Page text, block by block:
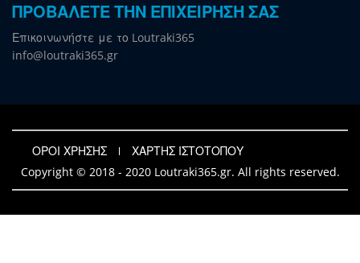
ΠΡΟΒΑΛΕΤΕ ΤΗΝ ΕΠΙΧΕΙΡΗΣΗ ΣΑΣ
Επικοινωνήστε με το Loutraki365
info@loutraki365.gr
ΟΡΟΙ ΧΡΗΣΗΣ
ΧΑΡΤΗΣ ΙΣΤΟΤΟΠΟΥ
Copyright © 2018 - 2020 Loutraki365.gr. All rights reserved.